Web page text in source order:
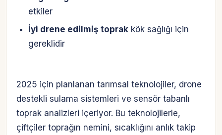
etkiler
İyi drene edilmiş toprakkök sağlığı için
gereklidir
2025 için planlanan tarımsal teknolojiler, drone
destekli sulama sistemleri ve sensör tabanlı
toprak analizleri içeriyor. Bu teknolojilerle,
çiftçiler toprağın nemini, sıcaklığını anlık takip